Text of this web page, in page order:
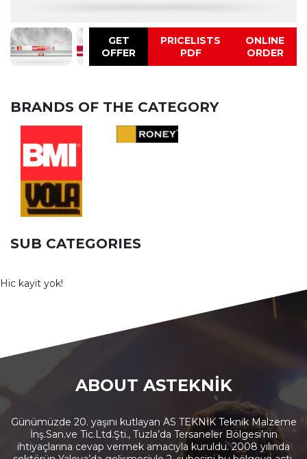
GET
OFFER
PRICELISTS
PDF
ONLINE
ORDER
BRANDS OF THE CATEGORY
SUB CATEGORIES
Hic kayit yok!
ABOUT ASTEKNİK
Günümüzde 20. yaşını kutlayan AS TEKNİK Teknik Malzeme
İnş.San.ve Tic.Ltd.Şti., Tuzla’da Tersaneler Bölgesi’nin
ihtiyaçlarına cevap vermek amacıyla kuruldu. 2008 yılında